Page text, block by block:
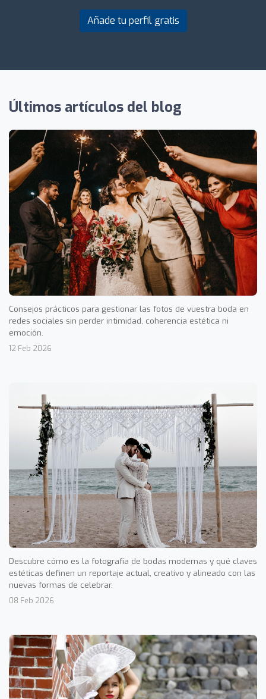
Añade tu perfil gratis
Últimos artículos del blog
Consejos prácticos para gestionar las fotos de vuestra boda en
redes sociales sin perder intimidad, coherencia estética ni
emoción.
12 Feb 2026
Descubre cómo es la fotografía de bodas modernas y qué claves
estéticas definen un reportaje actual, creativo y alineado con las
nuevas formas de celebrar.
08 Feb 2026